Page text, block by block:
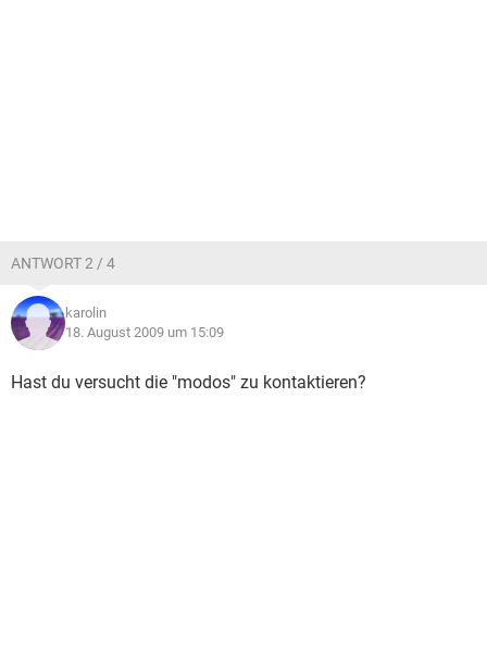
ANTWORT 2 / 4
karolin
18. August 2009 um 15:09
Hast du versucht die "modos" zu kontaktieren?